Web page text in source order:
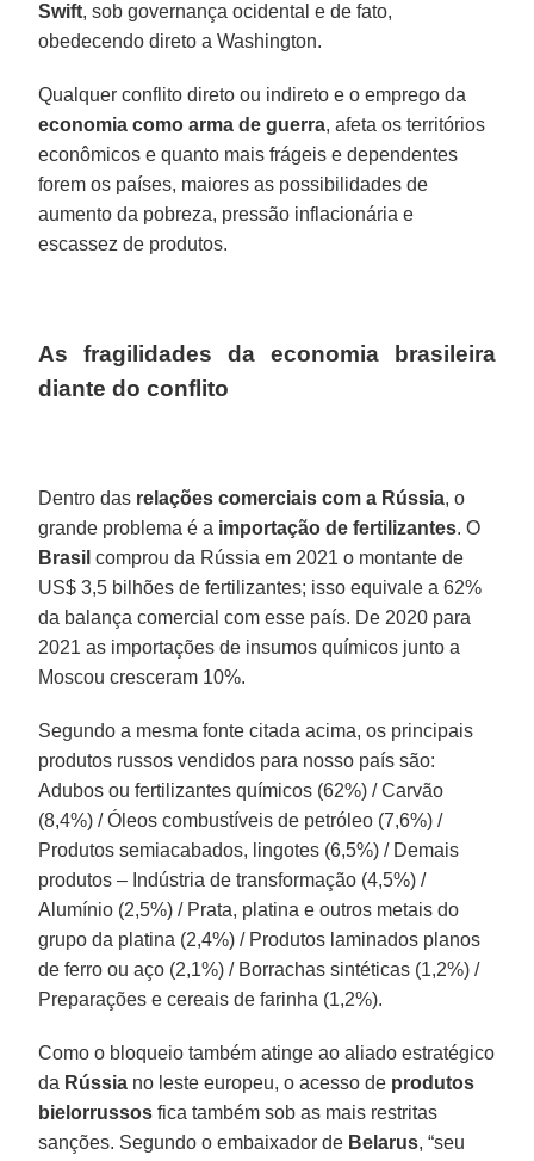
Swift, sob governança ocidental e de fato,
obedecendo direto a Washington.
Qualquer conflito direto ou indireto e o emprego da
economia como arma de guerra, afeta os territórios
econômicos e quanto mais frágeis e dependentes
forem os países, maiores as possibilidades de
aumento da pobreza, pressão inflacionária e
escassez de produtos.
As fragilidades da economia brasileira
diante do conflito
Dentro das relações comerciais com a Rússia, o
grande problema é a importação de fertilizantes. O
Brasil comprou da Rússia em 2021 o montante de
US$ 3,5 bilhões de fertilizantes; isso equivale a 62%
da balança comercial com esse país. De 2020 para
2021 as importações de insumos químicos junto a
Moscou cresceram 10%.
Segundo a mesma fonte citada acima, os principais
produtos russos vendidos para nosso país são:
Adubos ou fertilizantes químicos (62%) / Carvão
(8,4%) / Óleos combustíveis de petróleo (7,6%) /
Produtos semiacabados, lingotes (6,5%) / Demais
produtos – Indústria de transformação (4,5%) /
Alumínio (2,5%) / Prata, platina e outros metais do
grupo da platina (2,4%) / Produtos laminados planos
de ferro ou aço (2,1%) / Borrachas sintéticas (1,2%) /
Preparações e cereais de farinha (1,2%).
Como o bloqueio também atinge ao aliado estratégico
da Rússia no leste europeu, o acesso de produtos
bielorrussos fica também sob as mais restritas
sanções. Segundo o embaixador de Belarus, “seu